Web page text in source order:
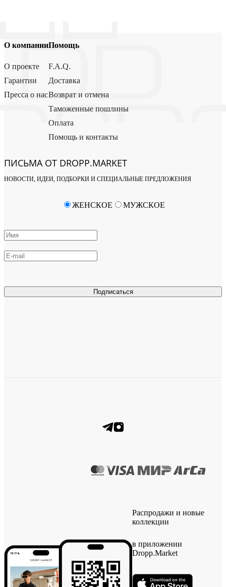
О компании
О проекте
Гарантии
Пресса о нас
Помощь
F.A.Q.
Доставка
Возврат и отмена
Таможенные пошлины
Оплата
Помощь и контакты
ПИСЬМА ОТ DROPP.MARKET
НОВОСТИ, ИДЕИ, ПОДБОРКИ И СПЕЦИАЛЬНЫЕ ПРЕДЛОЖЕНИЯ
Подписаться
ЖЕНСКОЕ МУЖСКОЕ
Распродажи и новые
коллекции
в приложении
Dropp.Market